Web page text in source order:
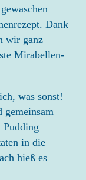
Dank
wir ganz
Mirabellen-
was sonst!
gemeinsam
Pudding
in die
hieß es